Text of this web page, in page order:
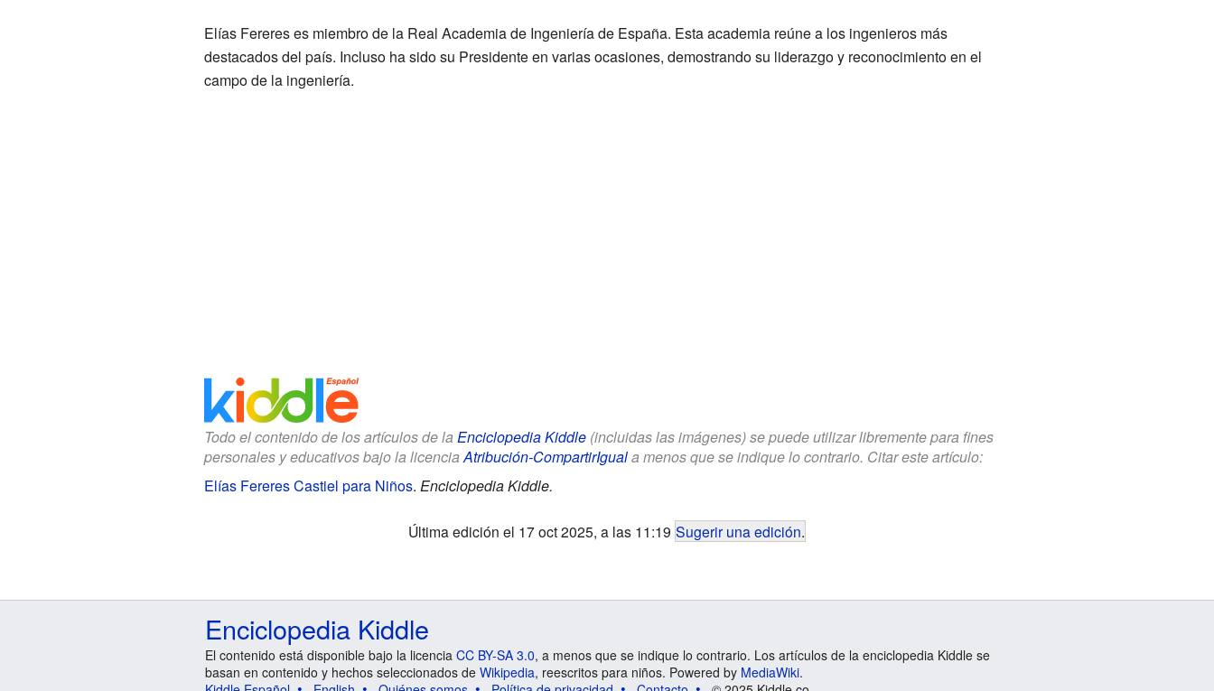
Elías Fereres es miembro de la Real Academia de Ingeniería de España. Esta academia reúne a los ingenieros más
destacados del país. Incluso ha sido su Presidente en varias ocasiones, demostrando su liderazgo y reconocimiento en el
campo de la ingeniería.
Todo el contenido de los artículos de la Enciclopedia Kiddle(incluidas las imágenes) se puede utilizar libremente para fines
personales y educativos bajo la licenciaAtribución-CompartirIguala menos que se indique lo contrario. Citar este artículo:
Elías Fereres Castiel para Niños. Enciclopedia Kiddle.
Última edición el 17 oct 2025, a las 11:19 Sugerir una edición.
Enciclopedia Kiddle
El contenido está disponible bajo la licencia CC BY-SA 3.0, a menos que se indique lo contrario. Los artículos de la enciclopedia Kiddle se
basan en contenido y hechos seleccionados de Wikipedia, reescritos para niños. Powered by MediaWiki.